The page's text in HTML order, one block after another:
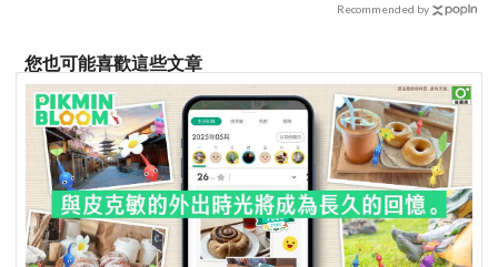
Recommended by
您也可能喜歡這些文章